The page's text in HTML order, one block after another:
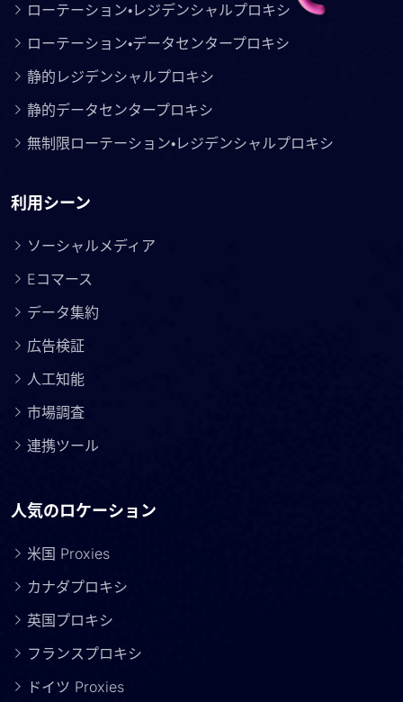
ローテーション・レジデンシャルプロキシ
ローテーション・データセンタープロキシ
静的レジデンシャルプロキシ
静的データセンタープロキシ
無制限ローテーション・レジデンシャルプロキシ
利用シーン
ソーシャルメディア
Eコマース
データ集約
広告検証
人工知能
市場調査
連携ツール
人気のロケーション
米国 Proxies
カナダプロキシ
英国プロキシ
フランスプロキシ
ドイツ Proxies